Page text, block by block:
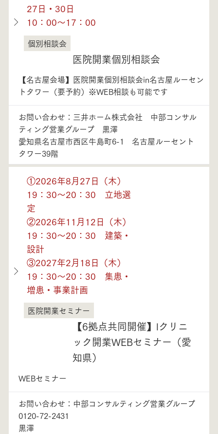
27日・30日
10：00～17：00
愛知県
個別相談会
医院開業個別相談会
【名古屋会場】医院開業個別相談会in名古屋ルーセン
トタワー（要予約）※WEB相談も可能です
お問い合わせ：三井ホーム株式会社 中部コンサル
ティング営業グループ 黒澤
愛知県名古屋市西区牛島町6-1 名古屋ルーセント
タワー39階
①2026年8月27日（木）
19：30～20：30 立地選
定
②2026年11月12日（木）
19：30～20：30 建築・
設計
③2027年2月18日（木）
19：30～20：30 集患・
増患・事業計画
愛知県
医院開業セミナー
【6拠点共同開催】lクリニ
ック開業WEBセミナー（愛
知県）
WEBセミナー
お問い合わせ：中部コンサルティング営業グループ
0120-72-2431
黒澤